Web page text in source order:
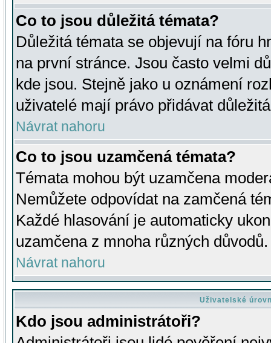
Co to jsou důležitá témata?
Důležitá témata se objevují na fóru
na první stránce. Jsou často velmi
kde jsou. Stejně jako u oznámení
uživatelé mají právo přidávat
Návrat nahoru
Co to jsou uzamčená témata?
Témata mohou být uzamčena
Nemůžete odpovídat na zamčená
Každé hlasování je automaticky
uzamčena z mnoha různých důvodů.
Návrat nahoru
Uživatelské
Kdo jsou administrátoři?